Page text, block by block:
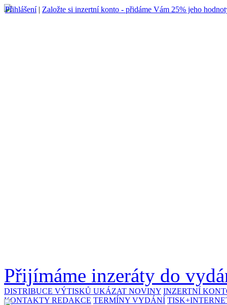
Přihlášení| Založte si inzertní konto - přidáme Vám 25% jeho
Přijímáme inzeráty do
DISTRIBUCE VÝTISKŮ UKÁZAT NOVINY INZERTNÍ
KONTAKTY REDAKCE TERMÍNY VYDÁNÍ